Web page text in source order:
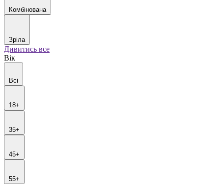
Комбінована
Зріла
Дивитись все
Вік
Всі
18+
35+
45+
55+